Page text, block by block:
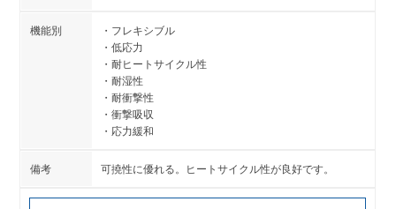
フレキシブル
低応力
耐ヒートサイクル性
耐湿性
耐衝撃性
衝撃吸収
応力緩和
可撓性に優れる。ヒートサイクル性が良好です。